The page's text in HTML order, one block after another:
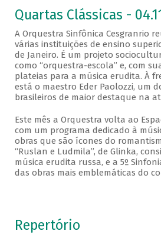
Quartas Clássicas -
A Orquestra Sinfônica Cesgranrio
várias instituições de ensino
de Janeiro. É um projeto
como “orquestra-escola” e, com
plateias para a música erudita. À
está o maestro Eder Paolozzi, um
brasileiros de maior destaque na
Este mês a Orquestra volta ao
com um programa dedicado à
obras que são ícones do
“Ruslan e Ludmila”, de Glinka,
música erudita russa, e a 5º
das obras mais emblemáticas do
Repertório